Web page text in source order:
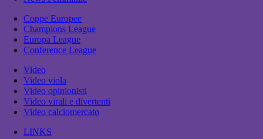
Coppe Europee
Champions League
Europa League
Conference League
Video
Video viola
Video opinionisti
Video virali e divertenti
Video calciomercato
LINKS